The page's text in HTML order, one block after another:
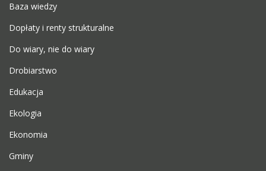
Baza wiedzy
Dopłaty i renty strukturalne
Do wiary, nie do wiary
Drobiarstwo
Edukacja
Ekologia
Ekonomia
Gminy